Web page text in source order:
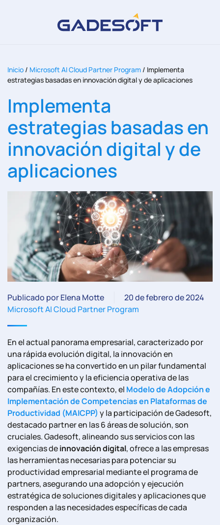
Inicio / Microsoft AI Cloud Partner Program / Implementa
estrategias basadas en innovación digital y de aplicaciones
Implementa
estrategias basadas en
innovación digital y de
aplicaciones
Publicado por Elena Motte
20 de febrero de 2024
Microsoft AI Cloud Partner Program
En el actual panorama empresarial, caracterizado por
una rápida evolución digital, la innovación en
aplicaciones se ha convertido en un pilar fundamental
para el crecimiento y la eficiencia operativa de las
compañías. En este contexto, el Modelo de Adopción e
Implementación de Competencias en Plataformas de
Productividad (MAICPP) y la participación de Gadesoft,
destacado partner en las 6 áreas de solución, son
cruciales. Gadesoft, alineando sus servicios con las
exigencias deinnovación digital, ofrece a las empresas
las herramientas necesarias para potenciar su
productividad empresarial mediante el programa de
partners, asegurando una adopción y ejecución
estratégica de soluciones digitales y aplicaciones que
responden a las necesidades específicas de cada
organización.